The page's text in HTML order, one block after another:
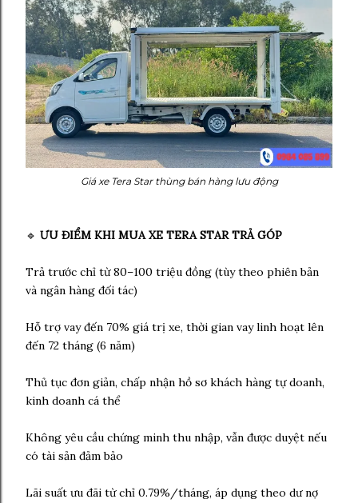
Giá xe Tera Star thùng bán hàng lưu động
🔹 ƯU ĐIỂM KHI MUA XE TERA STAR TRẢ GÓP
Trả trước chỉ từ 80–100 triệu đồng (tùy theo phiên bản
và ngân hàng đối tác)
Hỗ trợ vay đến 70% giá trị xe, thời gian vay linh hoạt lên
đến 72 tháng (6 năm)
Thủ tục đơn giản, chấp nhận hồ sơ khách hàng tự doanh,
kinh doanh cá thể
Không yêu cầu chứng minh thu nhập, vẫn được duyệt nếu
có tài sản đảm bảo
Lãi suất ưu đãi từ chỉ 0.79%/tháng, áp dụng theo dư nợ